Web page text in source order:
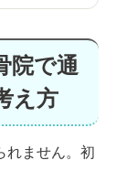
院で通
え方
れません。初